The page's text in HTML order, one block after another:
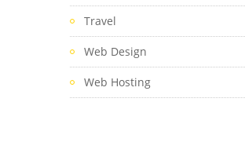
Travel
Web Design
Web Hosting